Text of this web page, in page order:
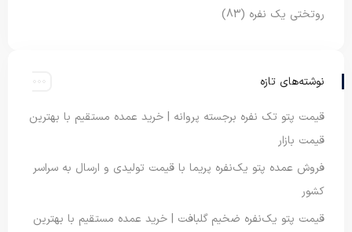
روتختی یک نفره (83)
نوشته‌های تازه
قیمت پتو تک نفره برجسته پروانه | خرید عمده مستقیم با بهترین
قیمت بازار
فروش عمده پتو یک‌نفره پریما با قیمت تولیدی و ارسال به سراسر
کشور
قیمت پتو یک‌نفره ضخیم گلبافت | خرید عمده مستقیم با بهترین